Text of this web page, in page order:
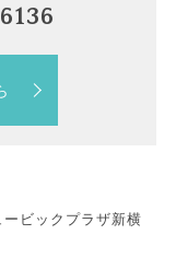
ビックプラザ新横